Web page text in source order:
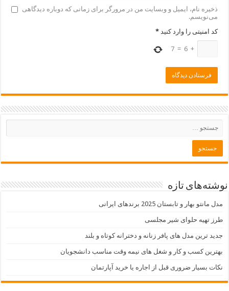
ذخیره نام، ایمیل و وبسایت من در مرورگر برای زمانی که دوباره دیدگاهی
می‌نویسم.
کد امنیتی را وارد کنید *
+
6
=
7
نوشته‌های تازه
مدل مانتو بهار و تابستان 2025 برندهای ایرانی
طرز تهیه حلوای شیر مجلسی
جدید ترین مدل های پافر زنانه و دخترانه کوتاه و بلند
بهترین کسب و کار و شغل های نیمه وقت مناسب دانشجویان
نکات بسیار ضروری قبل از اجاره یا خرید آپارتمان